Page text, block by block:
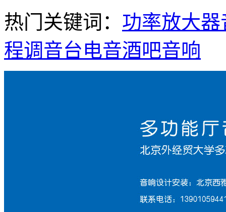
热门关键词： 功率放大器
程调音台电音酒吧音响